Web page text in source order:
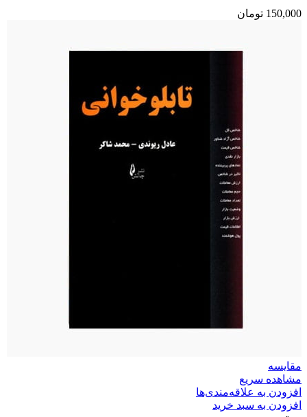
150,000 تومان
مقایسه
مشاهده سریع
افزودن به علاقه‌مندی‌ها
افزودن به سبد خرید